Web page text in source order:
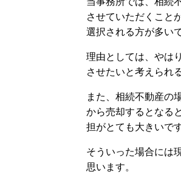
させていただくこと
選択される方が多い
理由としては、やは
させたいと考えられ
また、相続不動産の
から売却するとなる
担がとても大きいです
そういった場合には
思います。